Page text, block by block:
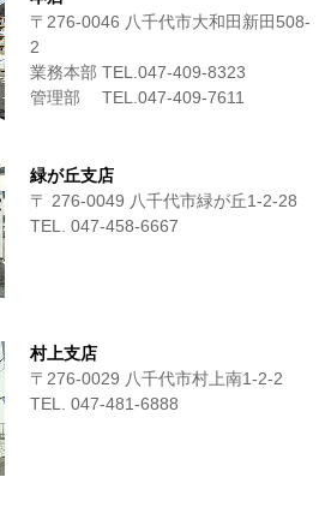
〒276-0046 八千代市大和田新田508-
2
業務本部 TEL.047-409-8323
管理部 TEL.047-409-7611
緑が丘支店
〒 276-0049 八千代市緑が丘1-2-28
TEL. 047-458-6667
村上支店
〒276-0029 八千代市村上南1-2-2
TEL. 047-481-6888